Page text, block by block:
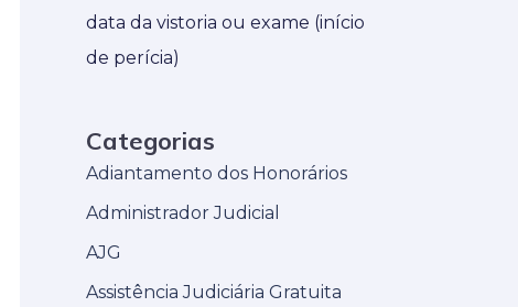
data da vistoria ou exame (início
de perícia)
Categorias
Adiantamento dos Honorários
Administrador Judicial
AJG
Assistência Judiciária Gratuita